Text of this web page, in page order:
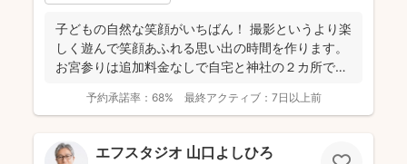
子どもの自然な笑顔がいちばん！ 撮影というより楽
しく遊んで笑顔あふれる思い出の時間を作ります。
お宮参りは追加料金なしで自宅と神社の２カ所で撮
予約承諾率： 68% 最終アクティブ： 7日以上前
エフスタジオ 山口よしひろ